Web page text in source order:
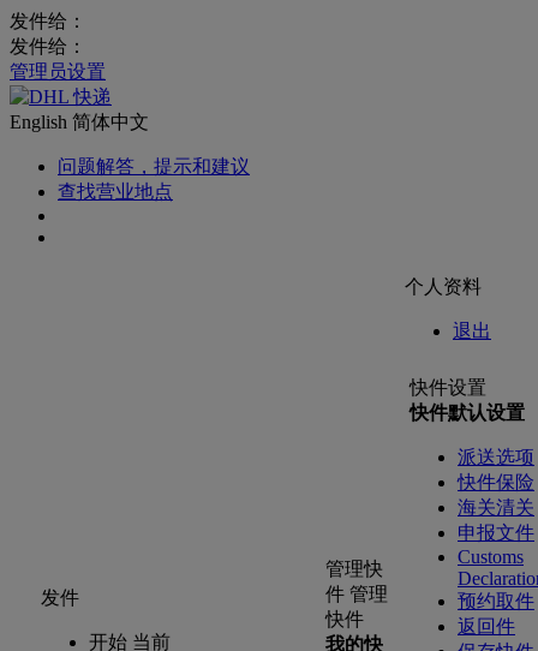
发件给：
发件给：
管理员设置
English 简体中文
问题解答，提示和建议
查找营业地点
个人资料
退出
发件
开始 当前
管理快
件 管理
快件
我的快
快件设置
快件默认设置
派送选项
快件保险
海关清关
申报文件
Customs
预约取件
返回件